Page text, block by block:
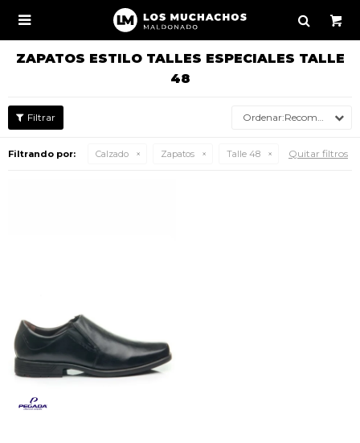

ZAPATOS ESTILO TALLES ESPECIALES TALLE
48
Recomendados
Filtrando por: Calzado Zapatos Talle 48 Quitar filtros